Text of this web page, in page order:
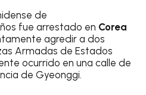
de
fue arrestado en Corea
agredir a dos
Armadas de Estados
ocurrido en una calle de
de Gyeonggi.